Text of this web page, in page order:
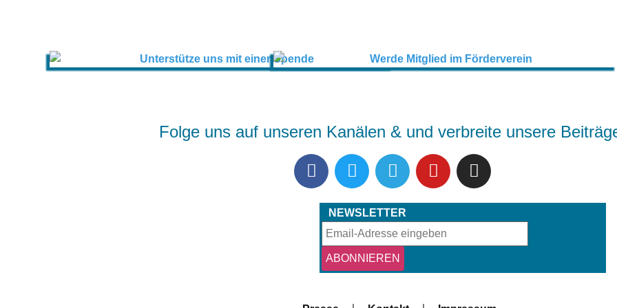
Folge uns auf unseren Kanälen & und verbreite unsere
NEWSLETTER